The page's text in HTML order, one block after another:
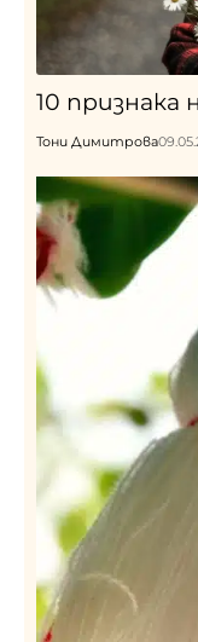
10 признака
Тони Димитрова